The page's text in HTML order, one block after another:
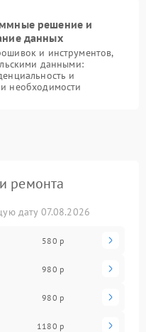
решение и
данных
и инструментов,
данными:
и
необходимости
ремонта
дату 07.08.2026
580 р
980 р
980 р
1180 р